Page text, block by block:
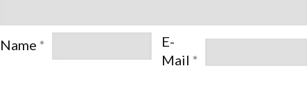
Name *
E-
Mail*